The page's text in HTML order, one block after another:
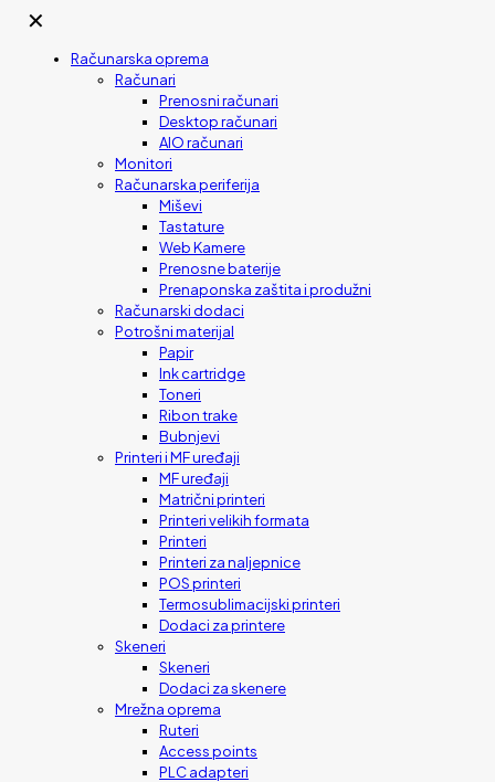
✕
Računarska oprema
Računari
Prenosni računari
Desktop računari
AIO računari
Monitori
Računarska periferija
Miševi
Tastature
Web Kamere
Prenosne baterije
Prenaponska zaštita i produžni
Računarski dodaci
Potrošni materijal
Papir
Ink cartridge
Toneri
Ribon trake
Bubnjevi
Printeri i MF uređaji
MF uređaji
Matrični printeri
Printeri velikih formata
Printeri
Printeri za naljepnice
POS printeri
Termosublimacijski printeri
Dodaci za printere
Skeneri
Skeneri
Dodaci za skenere
Mrežna oprema
Ruteri
Access points
PLC adapteri